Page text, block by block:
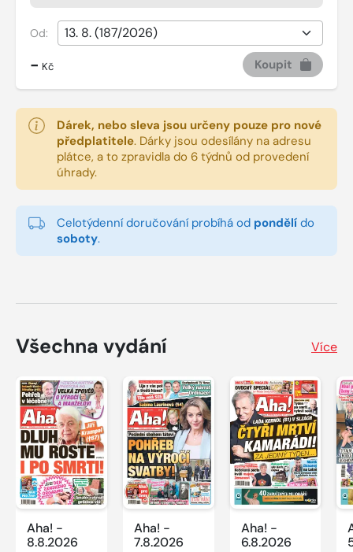
Od:
- Kč Koupit
Dárek, nebo sleva jsou určeny pouze pro nové
předplatitele. Dárky jsou odesílány na adresu
plátce, a to zpravidla do 6 týdnů od provedení
úhrady.
Celotýdenní doručování probíhá od pondělí do
soboty.
Všechna vydání Více
Aha! -
8.8.2026
Aha! -
7.8.2026
Aha! -
6.8.2026